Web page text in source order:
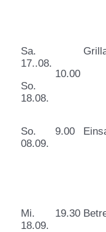
Sa.
17..08.
So.
18.08.
10.00
So.
08.09.
9.00
Mi.
18.09.
19.30